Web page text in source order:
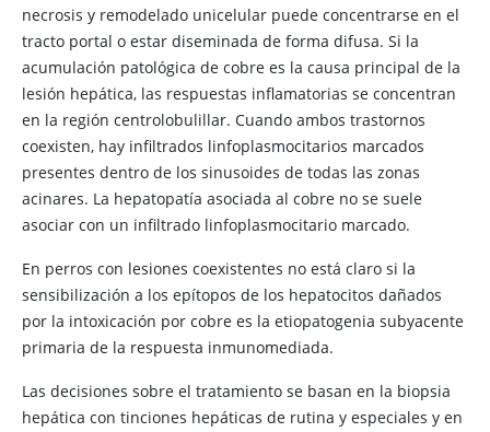
necrosis y remodelado unicelular puede concentrarse en el
tracto portal o estar diseminada de forma difusa. Si la
acumulación patológica de cobre es la causa principal de la
lesión hepática, las respuestas inflamatorias se concentran
en la región centrolobulillar. Cuando ambos trastornos
coexisten, hay infiltrados linfoplasmocitarios marcados
presentes dentro de los sinusoides de todas las zonas
acinares. La hepatopatía asociada al cobre no se suele
asociar con un infiltrado linfoplasmocitario marcado.
En perros con lesiones coexistentes no está claro si la
sensibilización a los epítopos de los hepatocitos dañados
por la intoxicación por cobre es la etiopatogenia subyacente
primaria de la respuesta inmunomediada.
Las decisiones sobre el tratamiento se basan en la biopsia
hepática con tinciones hepáticas de rutina y especiales y en